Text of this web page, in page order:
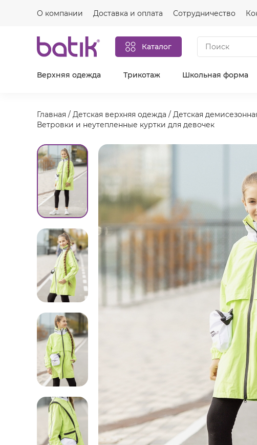
О компании Доставка и оплата Сотрудничество
Каталог
Верхняя одежда Трикотаж Школьная форма
Главная / Детская верхняя одежда / Детская
Ветровки и неутепленные куртки для девочек